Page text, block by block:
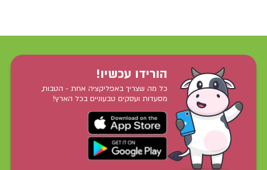
הורידו עכשיו!
כל מה שצריך באפליקציה אחת - הטבות,
מסעדות ועסקים טבעוניים בכל הארץ!